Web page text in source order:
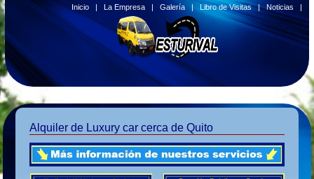
Inicio |La Empresa |Galería |Libro de Visitas|Noticias |
Alquiler de Luxury car cerca de Quito